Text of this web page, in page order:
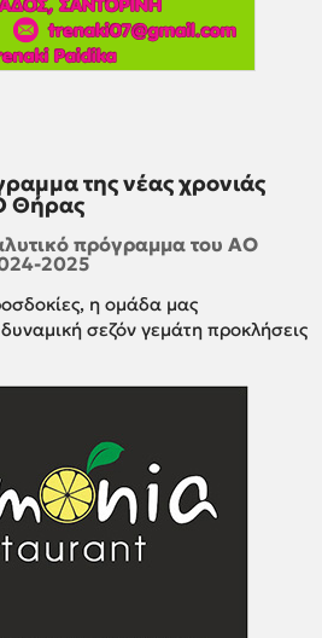
της νέας χρονιάς
Θήρας
πρόγραμμα του ΑΟ
2025
η ομάδα μας
σεζόν γεμάτη προκλήσεις